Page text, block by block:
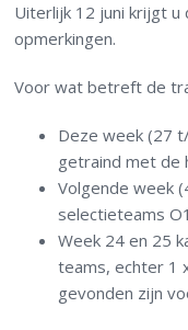
Uiterlijk 12 juni krijgt
opmerkingen.
Voor wat betreft de
Deze week (27
getraind met de
Volgende week
selectieteams
Week 24 en 25
teams, echter 1
gevonden zijn